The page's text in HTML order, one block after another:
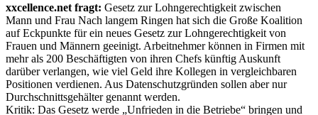
xxcellence.net fragt: Gesetz zur Lohngerechtigkeit zwischen
Mann und Frau Nach langem Ringen hat sich die Große Koalition
auf Eckpunkte für ein neues Gesetz zur Lohngerechtigkeit von
Frauen und Männern geeinigt. Arbeitnehmer können in Firmen mit
mehr als 200 Beschäftigten von ihren Chefs künftig Auskunft
darüber verlangen, wie viel Geld ihre Kollegen in vergleichbaren
Positionen verdienen. Aus Datenschutzgründen sollen aber nur
Durchschnittsgehälter genannt werden.
Kritik: Das Gesetz werde „Unfrieden in die Betriebe“ bringen und